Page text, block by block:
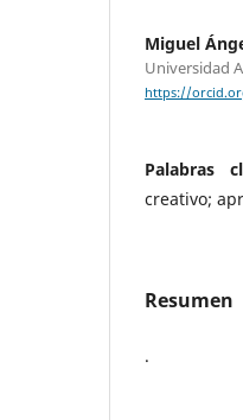
Miguel
Universidad
https://
Palabras
creativo;
Resumen
.